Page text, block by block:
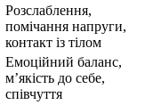
Розслаблення,
помічання напруги,
контакт із тілом
Емоційний баланс,
м’якість до себе,
співчуття